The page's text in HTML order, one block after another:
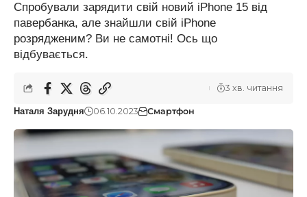
Спробували зарядити свій новий iPhone 15 від
павербанка, але знайшли свій iPhone
розрядженим? Ви не самотні! Ось що
відбувається.
Наталя Зарудня 06.10.2023 Смартфон
3 хв. читання